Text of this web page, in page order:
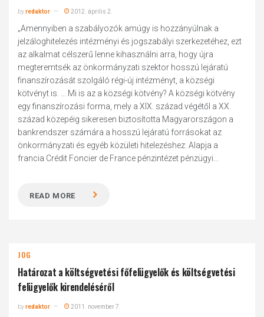
byredaktor 2012. április 2.
„Amennyiben a szabályozók amúgy is hozzányúlnak a
jelzáloghitelezés intézményi és jogszabályi szerkezetéhez, ezt
az alkalmat célszerű lenne kihasználni arra, hogy újra
megteremtsék az önkormányzati szektor hosszú lejáratú
finanszírozását szolgáló régi-új intézményt, a községi
kötvényt is. ... Mi is az a községi kötvény? A községi kötvény
egy finanszírozási forma, mely a XIX. század végétől a XX.
század közepéig sikeresen biztosította Magyarországon a
bankrendszer számára a hosszú lejáratú forrásokat az
önkormányzati és egyéb közületi hitelezéshez. Alapja a
francia Crédit Foncier de France pénzintézet pénzügyi...
READ MORE
JOG
Határozat a költségvetési főfelügyelők és költségvetési
felügyelők kirendeléséről
byredaktor 2011. november 7.